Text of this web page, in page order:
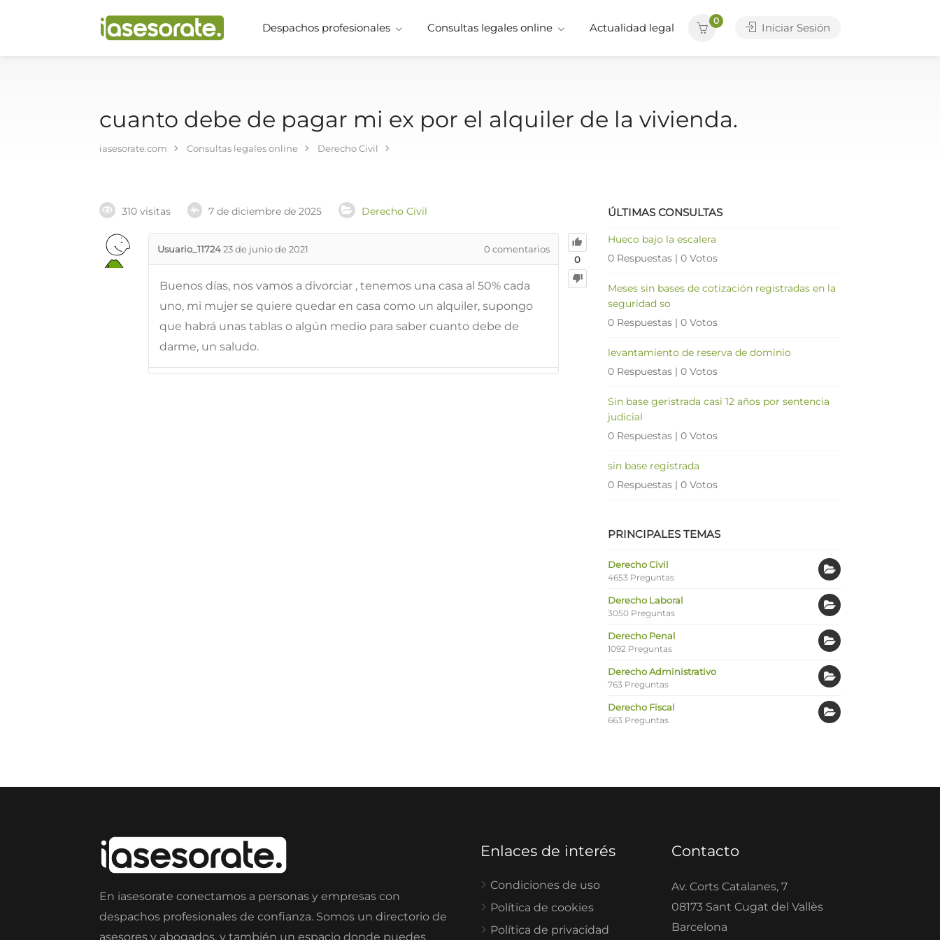
Despachos profesionales Consultas legales online Actualidad legal
0
Iniciar Sesión
cuanto debe de pagar mi ex por el alquiler de la vivienda.
iasesorate.com Consultas legales online Derecho Civil
310 visitas 7 de diciembre de 2025 Derecho Civil
0
Usuario_1172423 de junio de 2021 0 comentarios
Buenos días, nos vamos a divorciar , tenemos una casa al 50% cada
uno, mi mujer se quiere quedar en casa como un alquiler, supongo
que habrá unas tablas o algún medio para saber cuanto debe de
darme, un saludo.
ÚLTIMAS CONSULTAS
Hueco bajo la escalera
0 Respuestas | 0 Votos
Meses sin bases de cotización registradas en la
seguridad so
0 Respuestas | 0 Votos
levantamiento de reserva de dominio
0 Respuestas | 0 Votos
Sin base geristrada casi 12 años por sentencia
judicial
0 Respuestas | 0 Votos
sin base registrada
0 Respuestas | 0 Votos
PRINCIPALES TEMAS
Derecho Civil
4653 Preguntas
Derecho Laboral
3050 Preguntas
Derecho Penal
1092 Preguntas
Derecho Administrativo
763 Preguntas
Derecho Fiscal
663 Preguntas
En iasesorate conectamos a personas y empresas con
despachos profesionales de confianza. Somos un directorio de
asesores y abogados, y también un espacio donde puedes
Enlaces de interés
Condiciones de uso
Política de cookies
Política de privacidad
Contacto
Av. Corts Catalanes, 7
08173 Sant Cugat del Vallès
Barcelona